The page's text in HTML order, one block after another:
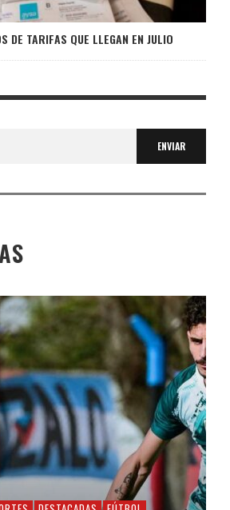
DE TARIFAS QUE LLEGAN EN JULIO